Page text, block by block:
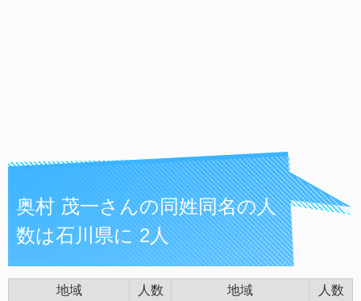
奥村 茂一さんの同姓同名の人
数は石川県に 2人
地域 人数 地域
人数